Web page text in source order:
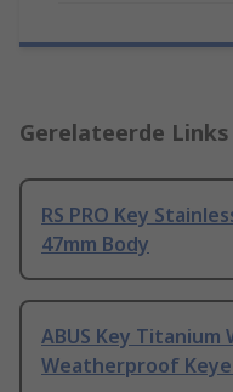
Gerelateerde Links
RS PRO Key
47mm Body
ABUS Key
Weatherproof